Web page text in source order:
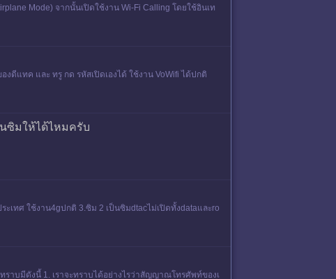
Mode) จากนั้นเปิดใช้งาน Wi-Fi Calling โดยใช้อินเท
ดีแทค และ ทรู กด รหัสเปิดเองได้ ใช้งาน VoWifi ได้ปกติ
ซิมให้ได้ไหมครับ
ะเทศ ใช้งาน4gปกติ 3.ซิม 2 เป็นซิมdtacไม่เปิดทั้งdataและro
ราบมีดังนี้ 1. เราจะทราบได้อย่างไรว่าสัญญาณโทรศัพท์ของเ